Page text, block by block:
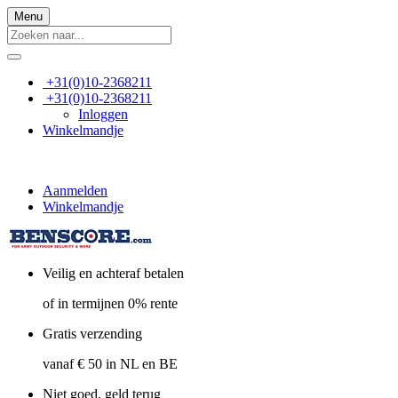
Menu
+31(0)10-2368211
+31(0)10-2368211
Inloggen
Winkelmandje
Aanmelden
Winkelmandje
Veilig en achteraf betalen
of in termijnen 0% rente
Gratis verzending
vanaf € 50 in NL en BE
Niet goed, geld terug